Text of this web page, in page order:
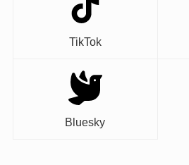
TikTok
Bluesky